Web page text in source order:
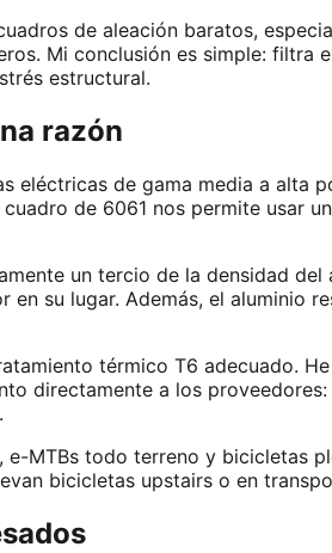
de aleación baratos,
Mi conclusión es simple: filtra
estructural.
razón
de gama media a alta
de 6061 nos permite usar
un tercio de la densidad
su lugar. Además, el aluminio
térmico T6 adecuado.
directamente a los
MTBs todo terreno y bicicletas
bicicletas upstairs o en